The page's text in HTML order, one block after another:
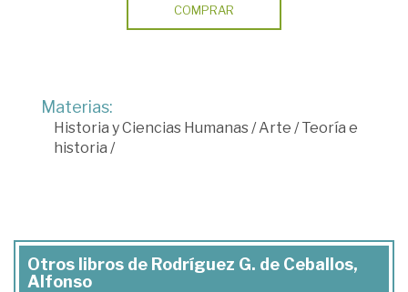
COMPRAR
Materias:
Historia y Ciencias Humanas /Arte /Teoría e
historia /
Otros libros de Rodríguez G. de Ceballos,
Alfonso